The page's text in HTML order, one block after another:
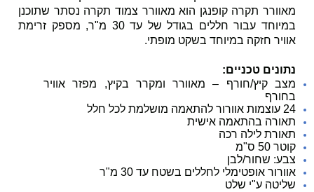
מאוורר תקרה קופנגן הוא מאוורר צמוד תקרה נסתר שתוכנן
במיוחד עבור חללים בגודל של עד 30 מ"ר, מספק זרימת
אוויר חזקה במיוחד בשקט מופתי.
נתונים טכניים:
מצב קיץ/חורף – מאוורר ומקרר בקיץ, מפזר אוויר
בחורף
24 עוצמות אוורור להתאמה מושלמת לכל חלל
תאורה בהתאמה אישית
תאורת לילה רכה
קוטר 50 ס"מ
צבע: שחור/לבן
אוורור אופטימלי לחללים בשטח עד 30 מ"ר
שליטה ע"י שלט